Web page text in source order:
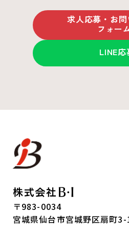
求人応募・お
フォー
LINE応
〒983-0034
宮城県仙台市宮城野区扇町